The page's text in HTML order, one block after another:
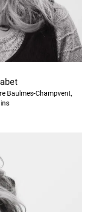
Baulmes-Champvent,